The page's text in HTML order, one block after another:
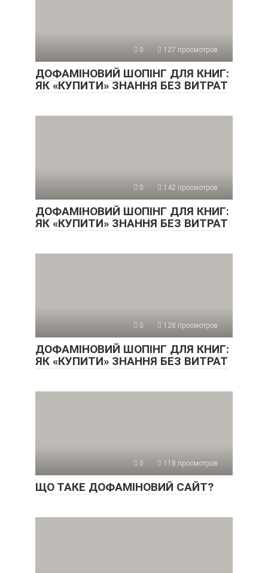
0 127 просмотров
ДОФАМІНОВИЙ ШОПІНГ ДЛЯ КНИГ:
ЯК «КУПИТИ» ЗНАННЯ БЕЗ ВИТРАТ
0 142 просмотров
ДОФАМІНОВИЙ ШОПІНГ ДЛЯ КНИГ:
ЯК «КУПИТИ» ЗНАННЯ БЕЗ ВИТРАТ
0 128 просмотров
ДОФАМІНОВИЙ ШОПІНГ ДЛЯ КНИГ:
ЯК «КУПИТИ» ЗНАННЯ БЕЗ ВИТРАТ
0 118 просмотров
ЩО ТАКЕ ДОФАМІНОВИЙ САЙТ?